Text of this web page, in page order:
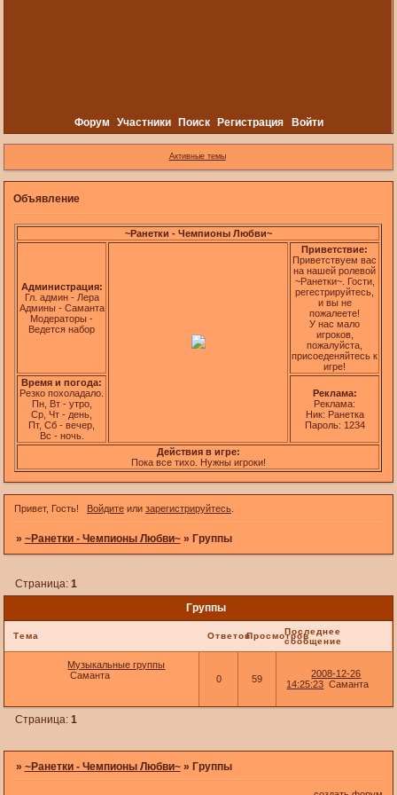
Форум Участники Поиск Регистрация Войти
Активные темы
Объявление
~Ранетки - Чемпионы Любви~
Администрация:
Гл. админ - Лера
Админы - Саманта
Модераторы -
Ведется набор
Приветствие:
Приветствуем вас
на нашей ролевой
~Ранетки~. Гости,
регестрируйтесь,
и вы не
пожалеете!
У нас мало
игроков,
пожалуйста,
присоеденяйтесь к
игре!
Время и погода:
Резко похоладало.
Пн, Вт - утро,
Ср, Чт - день,
Пт, Сб - вечер,
Вс - ночь.
Реклама:
Реклама:
Ник: Ранетка
Пароль: 1234
Действия в игре:
Пока все тихо. Нужны игроки!
Привет, Гость! Войдитеили зарегистрируйтесь.
» ~Ранетки - Чемпионы Любви~ » Группы
Группы
Страница: 1
Тема ОтветовПросмотровПоследнее
сообщение
Музыкальные группы
Саманта
0 59
2008-12-26
14:25:23 Саманта
Страница: 1
» ~Ранетки - Чемпионы Любви~ » Группы